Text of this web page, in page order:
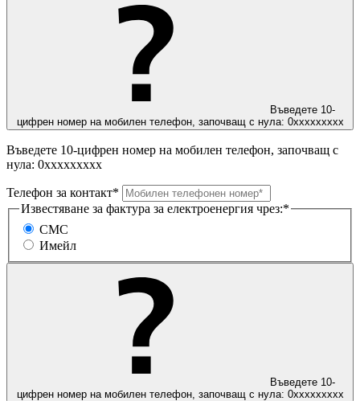
Въведете 10-
цифрен номер на мобилен телефон, започващ с нула: 0ххххххххх
Въведете 10-цифрен номер на мобилен телефон, започващ с
нула: 0ххххххххх
Телефон за контакт*
Известяване за фактура за електроенергия чрез:*
СМС
Имейл
Въведете 10-
цифрен номер на мобилен телефон, започващ с нула: 0ххххххххх